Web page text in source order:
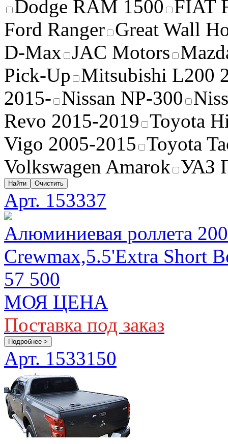
Dodge RAM 1500 FIAT
Ford Ranger Great Wall
D-Max JAC Motors
Pick-Up Mitsubishi L200
2015- Nissan NP-300
Revo 2015-2019 Toyota
Vigo 2005-2015 Toyota
Volkswagen Amarok УАЗ
Найти Очистить
Арт. 153337
Алюминиевая роллета
Crewmax,5.5'Extra Short
57 500
МОЯ ЦЕНА
Поставка под заказ
Подробнее >
Арт. 1533150